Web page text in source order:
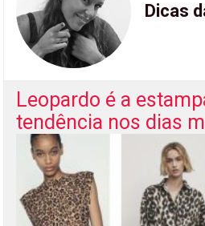
Dicas
Leopardo é a
tendência nos dias